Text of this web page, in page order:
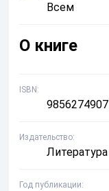
Всем
О книге
ISBN
9856274907
Издательство
Литература
Год публикации